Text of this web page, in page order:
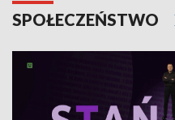
SPOŁECZEŃSTWO